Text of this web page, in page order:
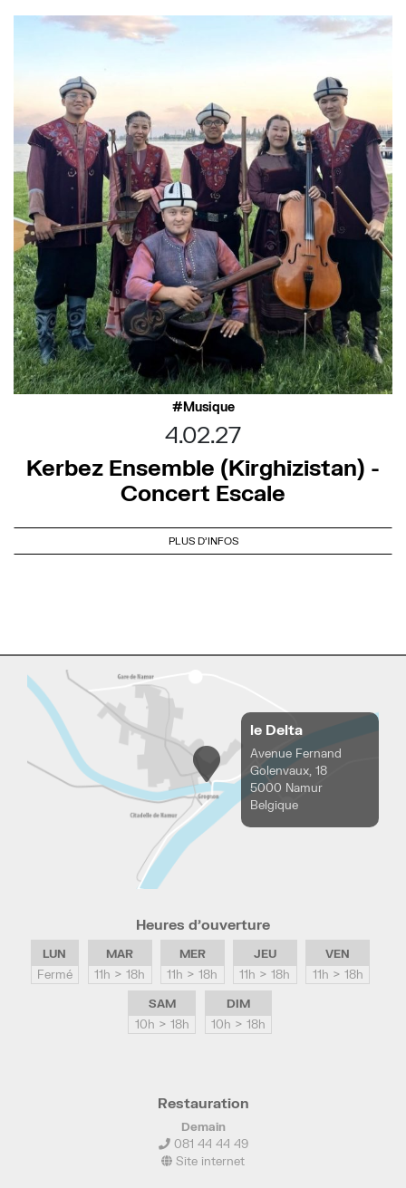
Musique
4.02.27
Kerbez Ensemble (Kirghizistan) -
Concert Escale
PLUS D'INFOS
le Delta
Avenue Fernand
Golenvaux, 18
5000 Namur
Belgique
Heures d’ouverture
LUN
Fermé
MAR
11h > 18h
MER
11h > 18h
JEU
11h > 18h
VEN
11h > 18h
SAM
10h > 18h
DIM
10h > 18h
Restauration
Demain
081 44 44 49
Site internet